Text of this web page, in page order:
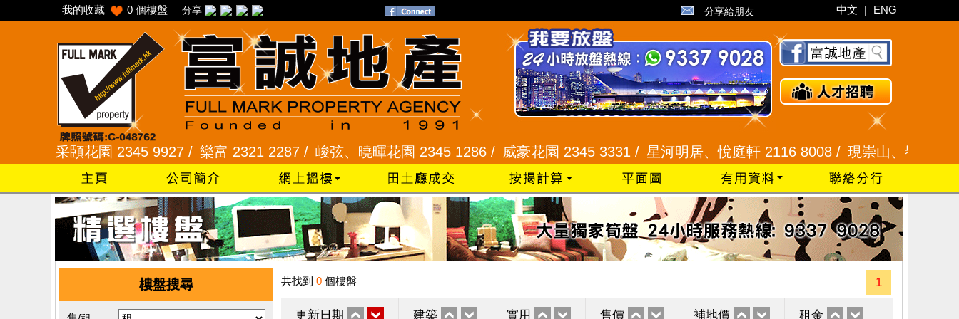
我的收藏 0 個樓盤 分享 分享給朋友 中文 | ENG
采頣花園 2345 9927 /樂富 2321 2287 /峻弦、曉暉花園 2345 1286 /威豪花園 2345 3331 /星河明居、悅庭軒 2116 8008 /現崇山、譽港灣 2345
樓盤搜尋 共找到 0 個樓盤 1
更新日期 建築 實用 售價 補地價 租金